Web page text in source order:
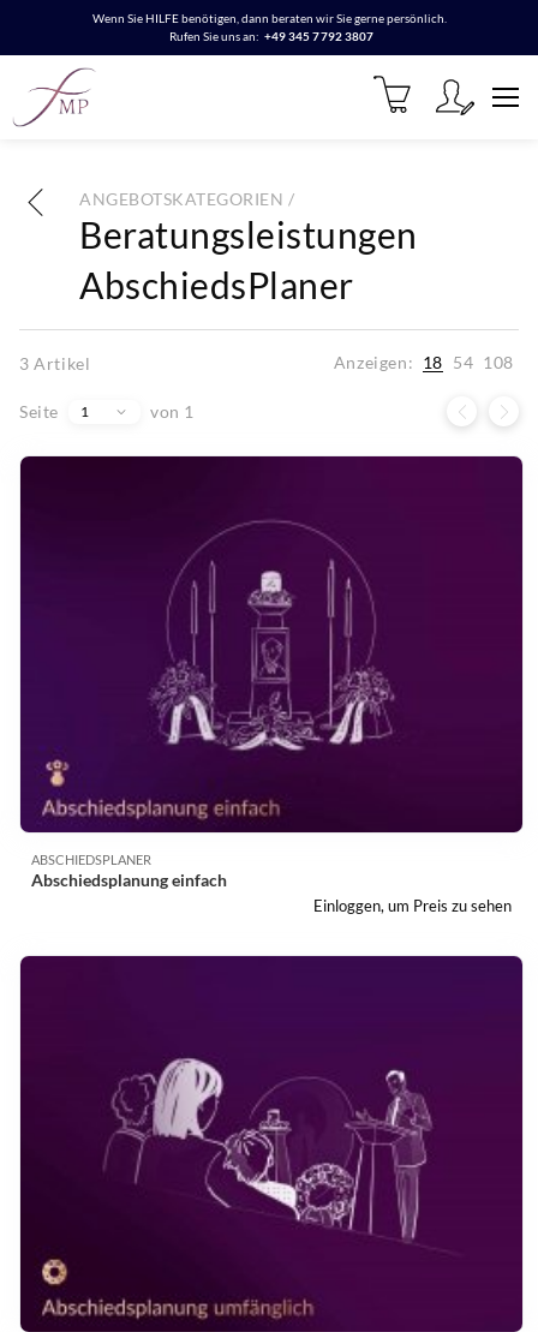
Wenn Sie HILFE benötigen, dann beraten wir Sie gerne persönlich.
Rufen Sie uns an: +49 345 7792 3807
ANGEBOTSKATEGORIEN /
Beratungsleistungen
AbschiedsPlaner
3 Artikel Anzeigen: 18 54 108
Seite 1 von 1
ABSCHIEDSPLANER
Abschiedsplanung einfach
Einloggen, um Preis zu sehen